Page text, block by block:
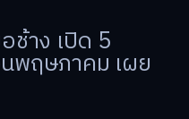
ช้าง เปิด 5
พฤษภาคม เผย